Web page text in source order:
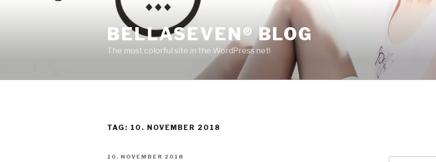
BELLASEVEN® BLOG
The most colorful site in the WordPress net!
TAG: 10. NOVEMBER 2018
VERÖFFENTLICHT
10. NOVEMBER 2018